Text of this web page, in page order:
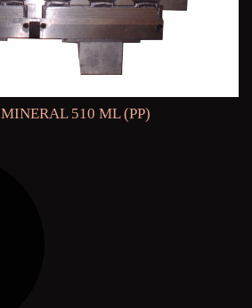
510 ML (PP)